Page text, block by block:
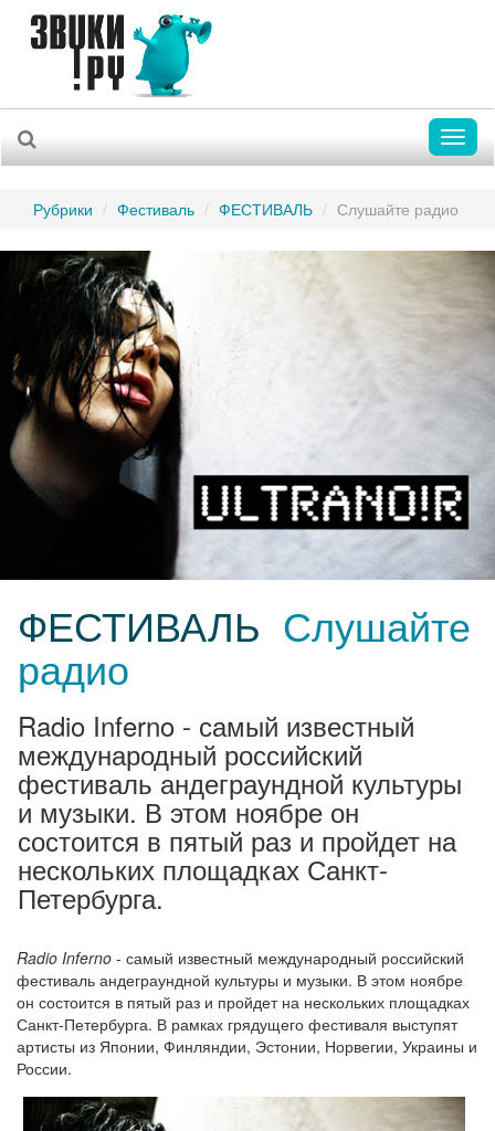
Рубрики Фестиваль ФЕСТИВАЛЬ Слушайте радио
ФЕСТИВАЛЬ Слушайте
радио
Radio Inferno - самый известный
международный российский
фестиваль андеграундной культуры
и музыки. В этом ноябре он
состоится в пятый раз и пройдет на
нескольких площадках Санкт-
Петербурга.
Radio Inferno - самый известный международный российский
фестиваль андеграундной культуры и музыки. В этом ноябре
он состоится в пятый раз и пройдет на нескольких площадках
Санкт-Петербурга. В рамках грядущего фестиваля выступят
артисты из Японии, Финляндии, Эстонии, Норвегии, Украины и
России.